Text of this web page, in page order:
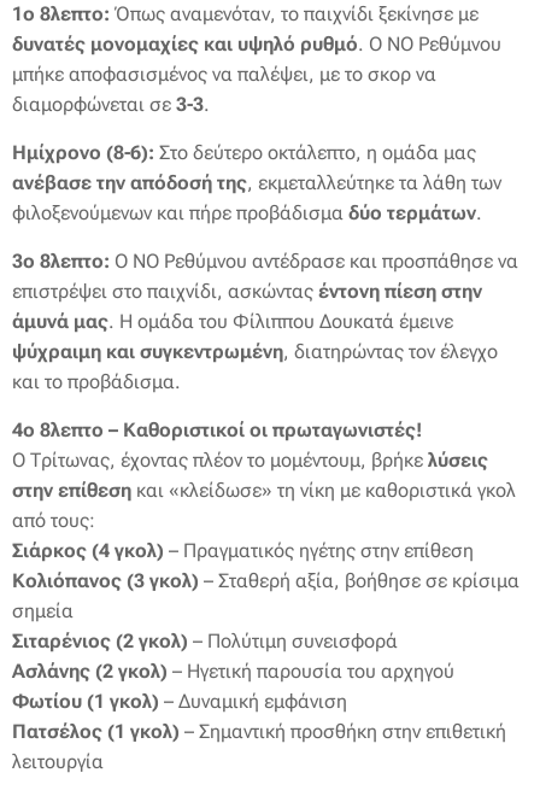
1ο 8λεπτο: Όπως αναμενόταν, το παιχνίδι ξεκίνησε με
δυνατές μονομαχίες και υψηλό ρυθμό. Ο ΝΟ Ρεθύμνου
μπήκε αποφασισμένος να παλέψει, με το σκορ να
διαμορφώνεται σε 3-3.
Ημίχρονο (8-6): Στο δεύτερο οκτάλεπτο, η ομάδα μας
ανέβασε την απόδοσή της, εκμεταλλεύτηκε τα λάθη των
φιλοξενούμενων και πήρε προβάδισμα δύο τερμάτων.
3ο 8λεπτο: Ο ΝΟ Ρεθύμνου αντέδρασε και προσπάθησε να
επιστρέψει στο παιχνίδι, ασκώντας έντονη πίεση στην
άμυνά μας. Η ομάδα του Φίλιππου Δουκατά έμεινε
ψύχραιμη και συγκεντρωμένη, διατηρώντας τον έλεγχο
και το προβάδισμα.
4ο 8λεπτο – Καθοριστικοί οι πρωταγωνιστές!
Ο Τρίτωνας, έχοντας πλέον το μομέντουμ, βρήκε λύσεις
στην επίθεση και «κλείδωσε» τη νίκη με καθοριστικά γκολ
από τους:
Σιάρκος (4 γκολ) – Πραγματικός ηγέτης στην επίθεση
Κολιόπανος (3 γκολ) – Σταθερή αξία, βοήθησε σε κρίσιμα
σημεία
Σιταρένιος (2 γκολ) – Πολύτιμη συνεισφορά
Ασλάνης (2 γκολ) – Ηγετική παρουσία του αρχηγού
Φωτίου (1 γκολ) – Δυναμική εμφάνιση
Πατσέλος (1 γκολ) – Σημαντική προσθήκη στην επιθετική
λειτουργία